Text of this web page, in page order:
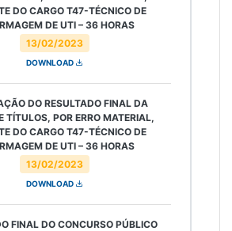
13/02/2023
DO CARGO T47-TÉCNICO DE
DE UTI – 36 HORAS
DOWNLOAD
13/02/2023
DO RESULTADO FINAL DA
TÍTULOS, POR ERRO MATERIAL,
DO CARGO T47-TÉCNICO DE
DE UTI – 36 HORAS
DOWNLOAD
FINAL DO CONCURSO PÚBLICO